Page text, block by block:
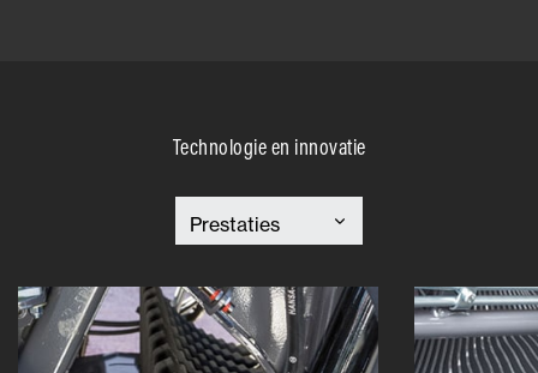
Technologie en innovatie